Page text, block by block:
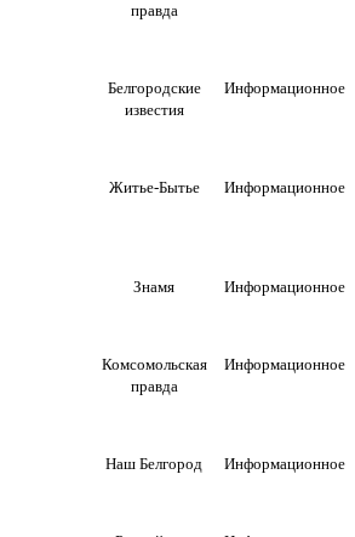
правда
Белгородские
известия
Информационное
Житье-Бытье Информационное
Знамя Информационное
Комсомольская
правда
Информационное
Наш Белгород Информационное